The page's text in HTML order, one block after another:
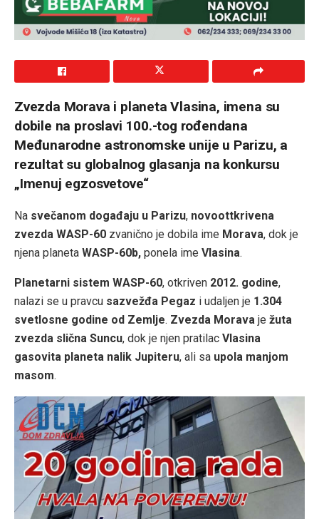
Zvezda Morava i planeta Vlasina, imena su
dobile na proslavi 100.-tog rođendana
Međunarodne astronomske unije u Parizu, a
rezultat su globalnog glasanja na konkursu
„Imenuj egzosvetove“
Na svečanom događaju u Parizu, novoottkrivena
zvezda WASP-60 zvanično je dobila ime Morava, dok je
njena planeta WASP-60b, ponela ime Vlasina.
Planetarni sistem WASP-60, otkriven 2012. godine,
nalazi se u pravcu sazvežđa Pegaz i udaljen je 1.304
svetlosne godine od Zemlje. Zvezda Morava je žuta
zvezda slična Suncu, dok je njen pratilac Vlasina
gasovita planeta nalik Jupiteru, ali sa upola manjom
masom.